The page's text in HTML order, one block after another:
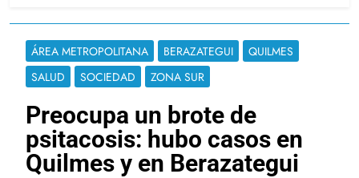
ÁREA METROPOLITANA BERAZATEGUI
QUILMES
SALUD
SOCIEDAD ZONA SUR
Preocupa un brote de
psitacosis: hubo casos en
Quilmes y en Berazategui